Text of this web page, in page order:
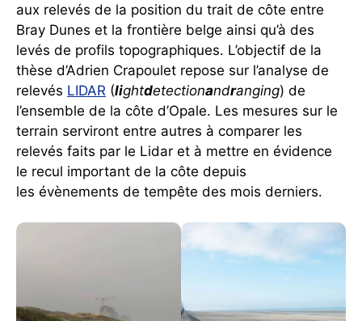
aux relevés de la position du trait de côte entre
Bray Dunes et la frontière belge ainsi qu’à des
levés de profils topographiques. L’objectif de la
thèse d’Adrien Crapoulet repose sur l’analyse de
relevés LIDAR (lightdetectionandranging) de
l’ensemble de la côte d’Opale. Les mesures sur le
terrain serviront entre autres à comparer les
relevés faits par le Lidar et à mettre en évidence
le recul important de la côte depuis
les évènements de tempête des mois derniers.